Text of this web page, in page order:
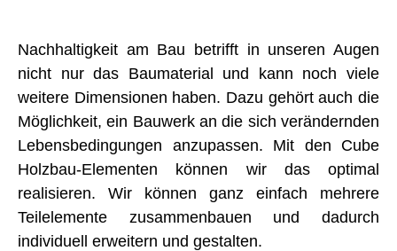
Nachhaltigkeit am Bau betrifft in unseren Augen
nicht nur das Baumaterial und kann noch viele
weitere Dimensionen haben. Dazu gehört auch die
Möglichkeit, ein Bauwerk an die sich verändernden
Lebensbedingungen anzupassen. Mit den Cube
Holzbau-Elementen können wir das optimal
realisieren. Wir können ganz einfach mehrere
Teilelemente zusammenbauen und dadurch
individuell erweitern und gestalten.